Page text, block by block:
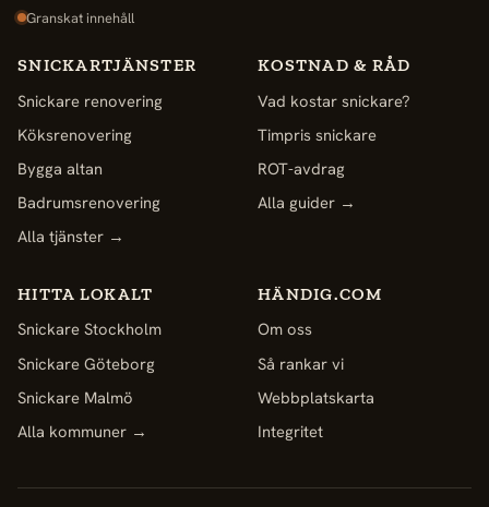
Granskat innehåll
SNICKARTJÄNSTER
Snickare renovering
Köksrenovering
Bygga altan
Badrumsrenovering
Alla tjänster →
KOSTNAD & RÅD
Vad kostar snickare?
Timpris snickare
ROT-avdrag
Alla guider →
HITTA LOKALT
Snickare Stockholm
Snickare Göteborg
Snickare Malmö
Alla kommuner →
HÄNDIG.COM
Om oss
Så rankar vi
Webbplatskarta
Integritet